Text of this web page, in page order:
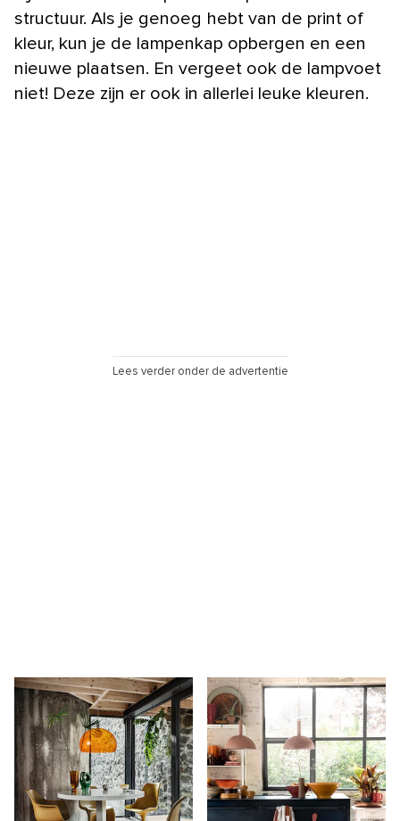
structuur. Als je genoeg hebt van de print of
kleur, kun je de lampenkap opbergen en een
nieuwe plaatsen. En vergeet ook de lampvoet
niet! Deze zijn er ook in allerlei leuke kleuren.
Lees verder onder de advertentie